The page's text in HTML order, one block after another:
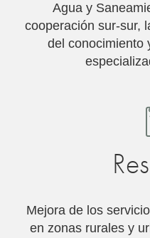
Agua y
cooperación sur-sur,
del conocimiento
Mejora de los
en zonas rurales y